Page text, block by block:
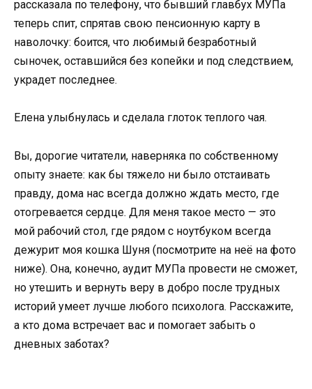
рассказала по телефону, что бывший главбух МУПа
теперь спит, спрятав свою пенсионную карту в
наволочку: боится, что любимый безработный
сыночек, оставшийся без копейки и под следствием,
украдет последнее.
Елена улыбнулась и сделала глоток теплого чая.
Вы, дорогие читатели, наверняка по собственному
опыту знаете: как бы тяжело ни было отстаивать
правду, дома нас всегда должно ждать место, где
отогревается сердце. Для меня такое место — это
мой рабочий стол, где рядом с ноутбуком всегда
дежурит моя кошка Шуня (посмотрите на неё на фото
ниже). Она, конечно, аудит МУПа провести не сможет,
но утешить и вернуть веру в добро после трудных
историй умеет лучше любого психолога. Расскажите,
а кто дома встречает вас и помогает забыть о
дневных заботах?